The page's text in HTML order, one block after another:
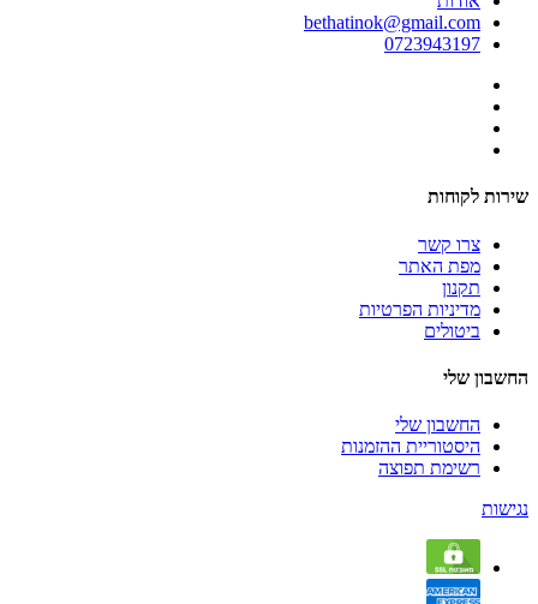
bethatinok@gmail.com
0723943197
שירות לקוחות
צרו קשר
מפת האתר
תקנון
מדיניות הפרטיות
ביטולים
החשבון שלי
החשבון שלי
היסטוריית ההזמנות
רשימת תפוצה
נגישות